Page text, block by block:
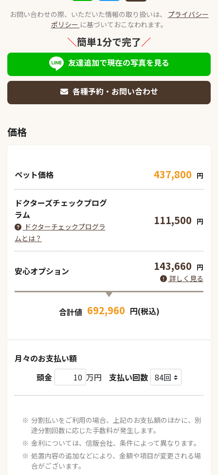
お問い合わせの際、いただいた情報の取り扱いは、 プライバシー
ポリシー に基づいておこなわれます。
＼簡単1分で完了／
友達追加で現在の写真を見る
各種予約・お問い合わせ
価格
ペット価格 437,800 円
ドクターズチェックプログ
ラム
ドクターチェックプログラ
ムとは？
111,500 円
安心オプション 143,660 円
詳しく見る
合計値 692,960 円(税込)
月々のお支払い額
頭金
万円 支払い回数
分割払いをご利用の場合、上記のお支払額のほかに、別
途分割回数に応じた手数料が発生します。
金利については、信販会社、条件によって異なります。
処置内容の追加などにより、金額や項目が変更される場
合がございます。